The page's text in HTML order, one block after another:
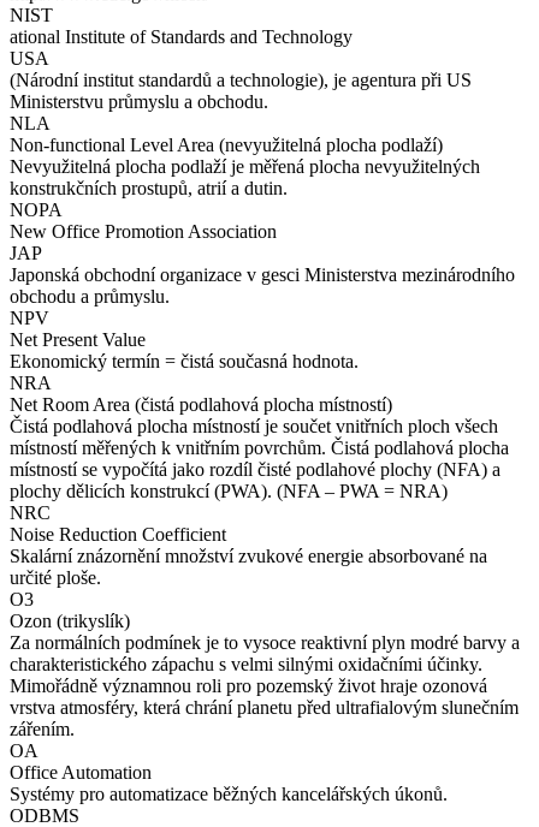
NIST
ational Institute of Standards and Technology
USA
(Národní institut standardů a technologie), je agentura při US
Ministerstvu průmyslu a obchodu.
NLA
Non-functional Level Area (nevyužitelná plocha podlaží)
Nevyužitelná plocha podlaží je měřená plocha nevyužitelných
konstrukčních prostupů, atrií a dutin.
NOPA
New Office Promotion Association
JAP
Japonská obchodní organizace v gesci Ministerstva mezinárodního
obchodu a průmyslu.
NPV
Net Present Value
Ekonomický termín = čistá současná hodnota.
NRA
Net Room Area (čistá podlahová plocha místností)
Čistá podlahová plocha místností je součet vnitřních ploch všech
místností měřených k vnitřním povrchům. Čistá podlahová plocha
místností se vypočítá jako rozdíl čisté podlahové plochy (NFA) a
plochy dělicích konstrukcí (PWA). (NFA – PWA = NRA)
NRC
Noise Reduction Coefficient
Skalární znázornění množství zvukové energie absorbované na
určité ploše.
O3
Ozon (trikyslík)
Za normálních podmínek je to vysoce reaktivní plyn modré barvy a
charakteristického zápachu s velmi silnými oxidačními účinky.
Mimořádně významnou roli pro pozemský život hraje ozonová
vrstva atmosféry, která chrání planetu před ultrafialovým slunečním
zářením.
OA
Office Automation
Systémy pro automatizace běžných kancelářských úkonů.
ODBMS